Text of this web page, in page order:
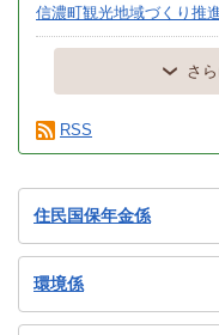
信濃町観光地域づくり推
さ
RSS
住民国保年金係
環境係